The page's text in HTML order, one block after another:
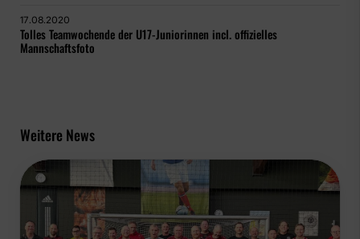
17.08.2020
Tolles Teamwochende der U17-Juniorinnen incl. offizielles
Mannschaftsfoto
Weitere News